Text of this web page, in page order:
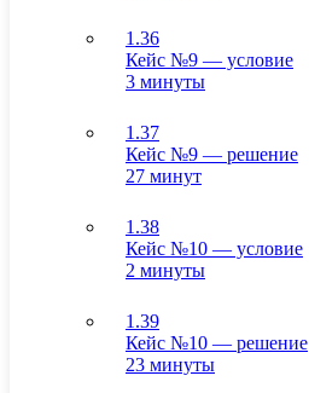
1.36
Кейс №9 — условие
3 минуты
1.37
Кейс №9 — решение
27 минут
1.38
Кейс №10 — условие
2 минуты
1.39
Кейс №10 — решение
23 минуты